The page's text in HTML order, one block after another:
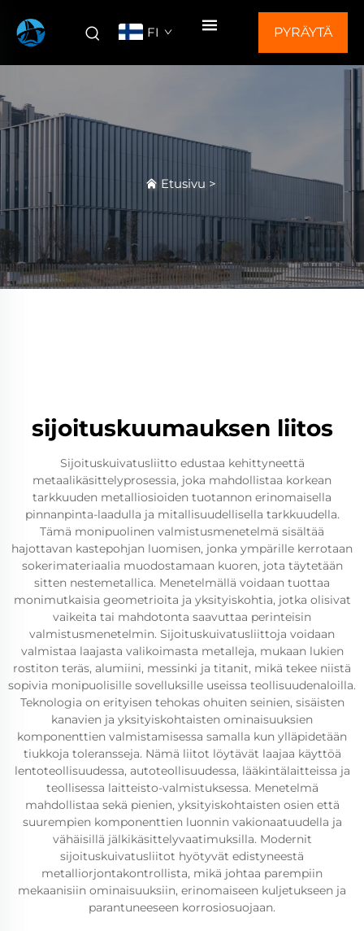
FI PYRÄYTÄ
Etusivu >
sijoituskuumauksen liitos
Sijoituskuivatusliitto edustaa kehittyneettä
metaalikäsittelyprosessia, joka mahdollistaa korkean
tarkkuuden metalliosioiden tuotannon erinomaisella
pinnanpinta-laadulla ja mitallisuudellisella tarkkuudella.
Tämä monipuolinen valmistusmenetelmä sisältää
hajottavan kastepohjan luomisen, jonka ympärille kerrotaan
sokerimateriaalia muodostamaan kuoren, jota täytetään
sitten nestemetallica. Menetelmällä voidaan tuottaa
monimutkaisia geometrioita ja yksityiskohtia, jotka olisivat
vaikeita tai mahdotonta saavuttaa perinteisin
valmistusmenetelmin. Sijoituskuivatusliittoja voidaan
valmistaa laajasta valikoimasta metalleja, mukaan lukien
rostiton teräs, alumiini, messinki ja titanit, mikä tekee niistä
sopivia monipuolisille sovelluksille useissa teollisuudenaloilla.
Teknologia on erityisen tehokas ohuiten seinien, sisäisten
kanavien ja yksityiskohtaisten ominaisuuksien
komponenttien valmistamisessa samalla kun ylläpidetään
tiukkoja toleransseja. Nämä liitot löytävät laajaa käyttöä
lentoteollisuudessa, autoteollisuudessa, lääkintälaitteissa ja
teollisessa laitteisto-valmistuksessa. Menetelmä
mahdollistaa sekä pienien, yksityiskohtaisten osien että
suurempien komponenttien luonnin vakionaatuudella ja
vähäisillä jälkikäsittelyvaatimuksilla. Modernit
sijoituskuivatusliitot hyötyvät edistyneestä
metalliorjontakontrollista, mikä johtaa parempiin
mekaanisiin ominaisuuksiin, erinomaiseen kuljetukseen ja
parantuneeseen korrosiosuojaan.